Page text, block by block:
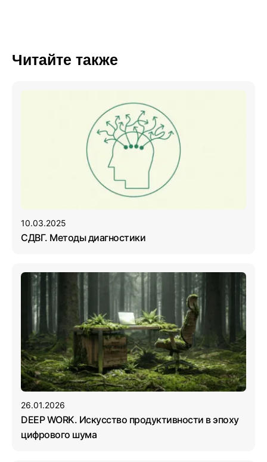
Читайте также
10.03.2025
СДВГ. Методы диагностики
26.01.2026
DEEP WORK. Искусство продуктивности в эпоху
цифрового шума